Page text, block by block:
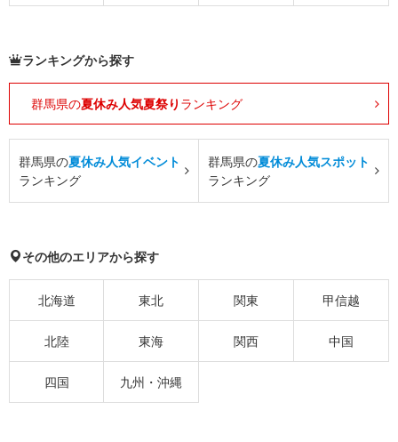
ランキングから探す
群馬県の夏休み人気夏祭り ランキング
群馬県の夏休み人気イベント
ランキング
群馬県の夏休み人気スポット
ランキング
その他のエリアから探す
北海道 東北 関東 甲信越
北陸 東海 関西 中国
四国 九州・沖縄